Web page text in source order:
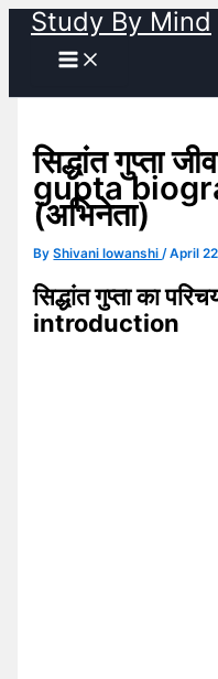
Skip
content
Study By Mind
सिद्धांत गुप्ता
gupta
(अभिनेता)
ByShivani lowanshi/April
सिद्धांत गुप्ता का
introduction